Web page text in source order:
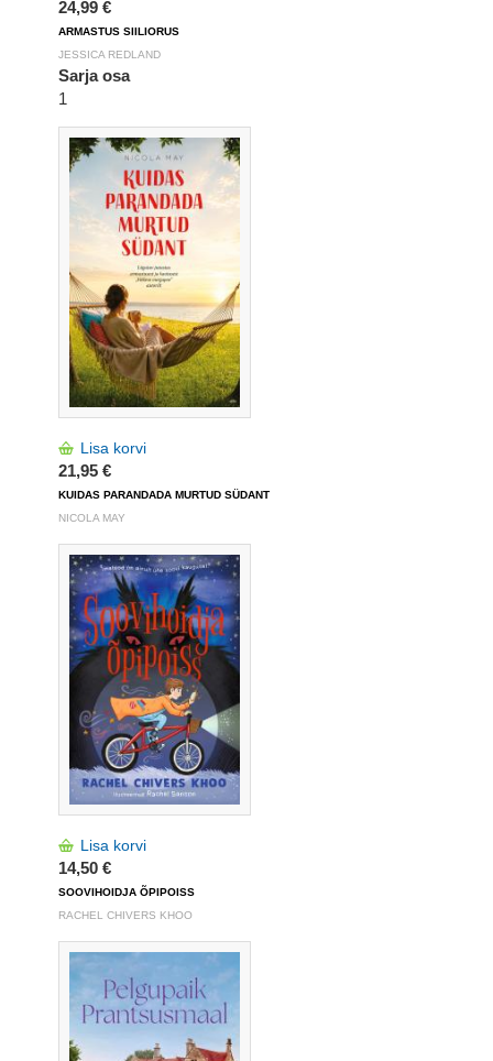
24,99 €
ARMASTUS SIILIORUS
JESSICA REDLAND
Sarja osa
1
Lisa korvi
21,95 €
KUIDAS PARANDADA MURTUD SÜDANT
NICOLA MAY
Lisa korvi
14,50 €
SOOVIHOIDJA ÕPIPOISS
RACHEL CHIVERS KHOO